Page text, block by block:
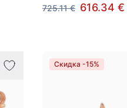
725.11 € 616.34 €
Скидка -15%